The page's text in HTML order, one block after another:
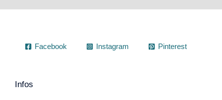
Facebook Instagram Pinterest
Infos